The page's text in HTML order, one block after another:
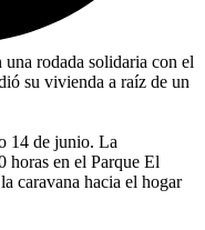
rodada solidaria con el
su vivienda a raíz de un
14 de junio. La
horas en el Parque El
caravana hacia el hogar